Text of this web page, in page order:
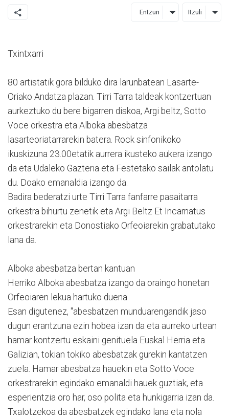
Entzun Itzuli
Txintxarri
80 artistatik gora bilduko dira larunbatean Lasarte-
Oriako Andatza plazan. Tirri Tarra taldeak kontzertuan
aurkeztuko du bere bigarren diskoa, Argi beltz, Sotto
Voce orkestra eta Alboka abesbatza
lasarteoriatarrarekin batera. Rock sinfonikoko
ikuskizuna 23.00etatik aurrera ikusteko aukera izango
da eta Udaleko Gazteria eta Festetako sailak antolatu
du. Doako emanaldia izango da.
Badira bederatzi urte Tirri Tarra fanfarre pasaitarra
orkestra bihurtu zenetik eta Argi Beltz Et Incarnatus
orkestrarekin eta Donostiako Orfeoiarekin grabatutako
lana da.
Alboka abesbatza bertan kantuan
Herriko Alboka abesbatza izango da oraingo honetan
Orfeoiaren lekua hartuko duena.
Esan digutenez, "abesbatzen munduarengandik jaso
dugun erantzuna ezin hobea izan da eta aurreko urtean
hamar kontzertu eskaini genituela Euskal Herria eta
Galizian, tokian tokiko abesbatzak gurekin kantatzen
zuela. Hamar abesbatza hauekin eta Sotto Voce
orkestrarekin egindako emanaldi hauek guztiak, eta
esperientzia oro har, oso polita eta hunkigarria izan da.
Txalotzekoa da abesbatzek egindako lana eta nola